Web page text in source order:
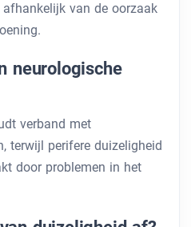
afhankelijk van de oorzaak
neurologische
verband met
terwijl perifere duizeligheid
door problemen in het